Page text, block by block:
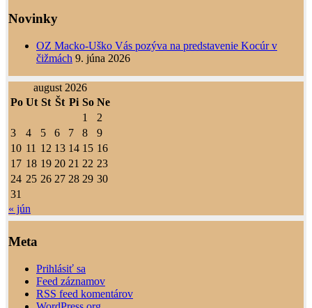
Novinky
OZ Macko-Uško Vás pozýva na predstavenie Kocúr v
čižmách 9. júna 2026
august 2026
Po Ut St Št Pi So Ne
1
2
3
4 5 6 7 8
9
10 11 12 13 14 15 16
17 18 19 20 21 22 23
24 25 26 27 28 29 30
31
« jún
Meta
Prihlásiť sa
Feed záznamov
RSS feed komentárov